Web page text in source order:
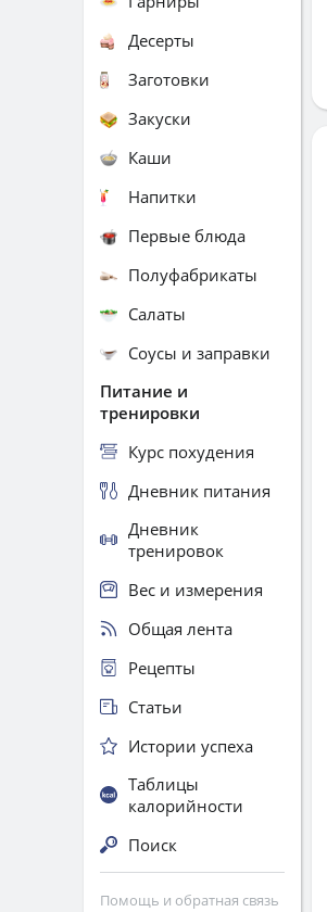
Десерты
Заготовки
Закуски
Каши
Напитки
Первые блюда
Полуфабрикаты
Салаты
Соусы и заправки
Питание и
тренировки
Курс похудения
Дневник питания
Дневник
тренировок
Вес и измерения
Общая лента
Рецепты
Статьи
Истории успеха
Таблицы
калорийности
Поиск
Помощь и обратная связь